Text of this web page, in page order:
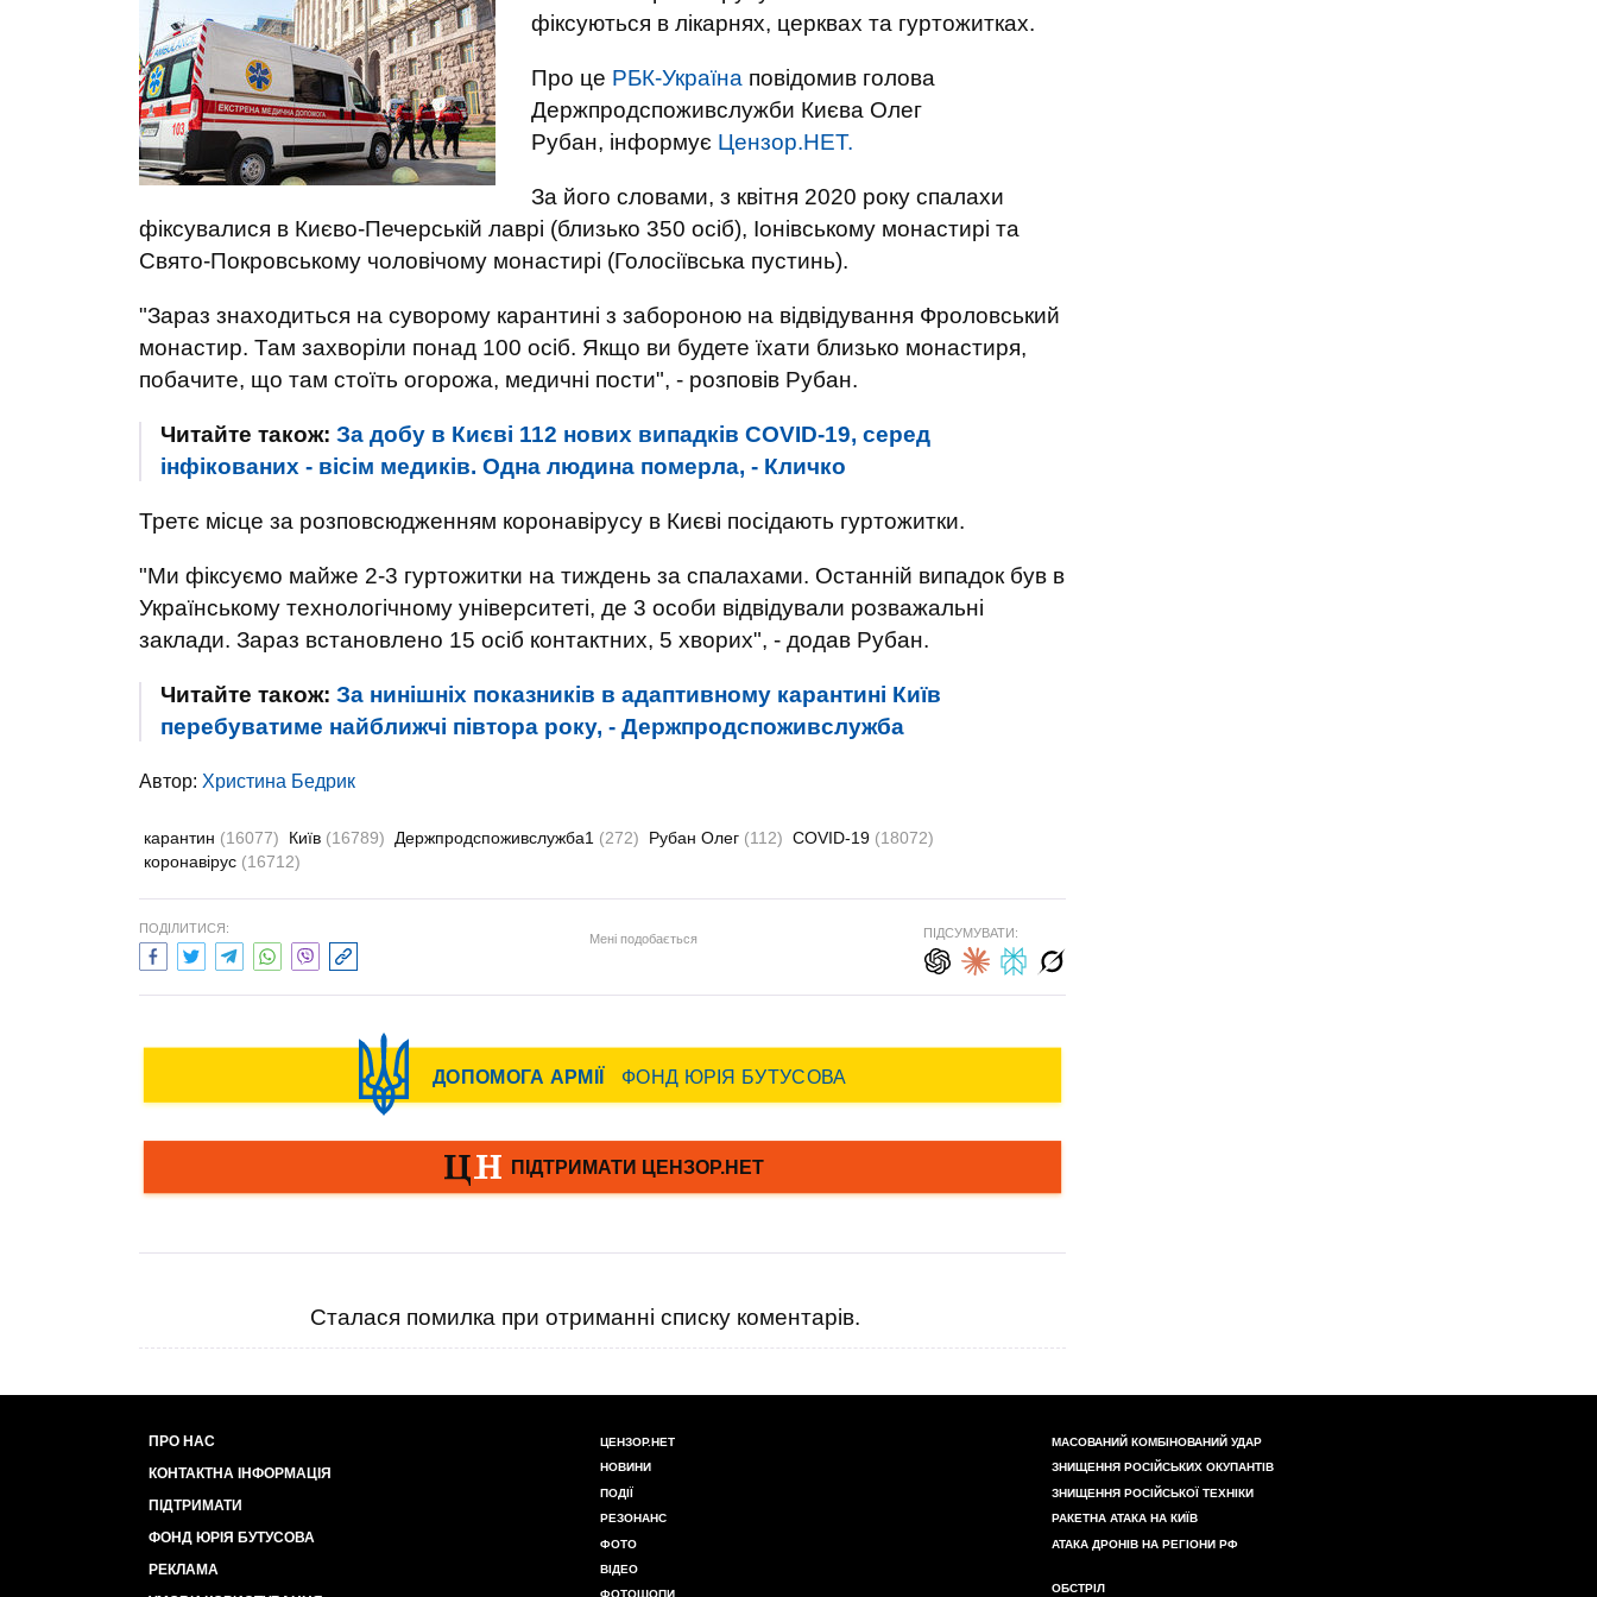
фіксуються в лікарнях, церквах та гуртожитках.
Про це РБК-Україна повідомив голова
Держпродспоживслужби Києва Олег
Рубан, інформує Цензор.НЕТ.
За його словами, з квітня 2020 року спалахи
фіксувалися в Києво-Печерській лаврі (близько 350 осіб), Іонівському монастирі та
Свято-Покровському чоловічому монастирі (Голосіївська пустинь).
"Зараз знаходиться на суворому карантині з забороною на відвідування Фроловський
монастир. Там захворіли понад 100 осіб. Якщо ви будете їхати близько монастиря,
побачите, що там стоїть огорожа, медичні пости", - розповів Рубан.
Читайте також: За добу в Києві 112 нових випадків COVID-19, серед
інфікованих - вісім медиків. Одна людина померла, - Кличко
Третє місце за розповсюдженням коронавірусу в Києві посідають гуртожитки.
"Ми фіксуємо майже 2-3 гуртожитки на тиждень за спалахами. Останній випадок був в
Українському технологічному університеті, де 3 особи відвідували розважальні
заклади. Зараз встановлено 15 осіб контактних, 5 хворих", - додав Рубан.
Читайте також: За нинішніх показників в адаптивному карантині Київ
перебуватиме найближчі півтора року, - Держпродспоживслужба
Автор: Христина Бедрик
карантин (16077) Київ (16789) Держпродспоживслужба1 (272) Рубан Олег (112) COVID-19 (18072)
коронавірус (16712)
ПОДІЛИТИСЯ:
Мені подобається ПІДСУМУВАТИ:
Сталася помилка при отриманні списку коментарів.
ПРО НАС
КОНТАКТНА ІНФОРМАЦІЯ
ПІДТРИМАТИ
ФОНД ЮРІЯ БУТУСОВА
РЕКЛАМА
ЦЕНЗОР.НЕТ
НОВИНИ
ПОДІЇ
РЕЗОНАНС
ФОТО
ВІДЕО
МАСОВАНИЙ КОМБІНОВАНИЙ УДАР
ЗНИЩЕННЯ РОСІЙСЬКИХ ОКУПАНТІВ
ЗНИЩЕННЯ РОСІЙСЬКОЇ ТЕХНІКИ
РАКЕТНА АТАКА НА КИЇВ
АТАКА ДРОНІВ НА РЕГІОНИ РФ
ОБСТРІЛ